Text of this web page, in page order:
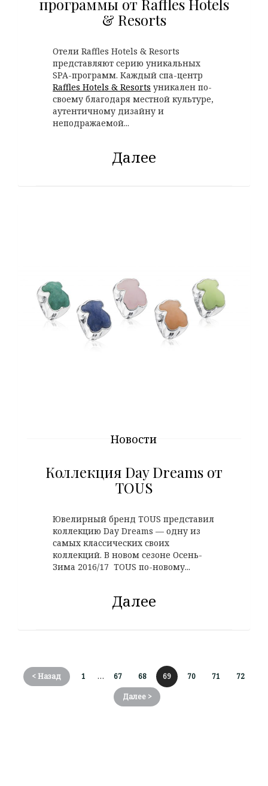
программы от Raffles Hotels
& Resorts
Отели Raffles Hotels & Resorts
представляют серию уникальных
SPA-программ. Каждый спа-центр
Raffles Hotels & Resorts уникален по-
своему благодаря местной культуре,
аутентичному дизайну и
неподражаемой...
Далее
Новости
Коллекция Day Dreams от
TOUS
Ювелирный бренд TOUS представил
коллекцию Day Dreams — одну из
самых классических своих
коллекций. В новом сезоне Осень-
Зима 2016/17 TOUS по-новому...
Далее
< Назад 1 … 67 68 69 70 71
72
Далее >